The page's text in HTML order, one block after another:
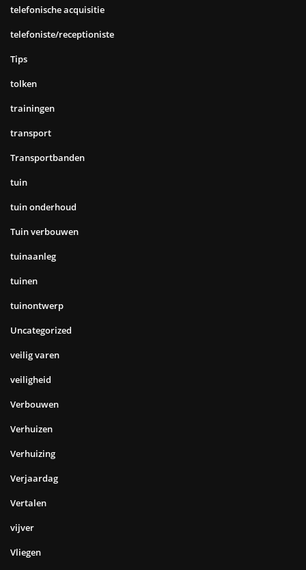
telefonische acquisitie
telefoniste/receptioniste
Tips
tolken
trainingen
transport
Transportbanden
tuin
tuin onderhoud
Tuin verbouwen
tuinaanleg
tuinen
tuinontwerp
Uncategorized
veilig varen
veiligheid
Verbouwen
Verhuizen
Verhuizing
Verjaardag
Vertalen
vijver
Vliegen